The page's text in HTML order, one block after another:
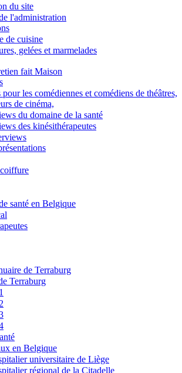
du site
l'administration
de cuisine
gelées et marmelades
fait Maison
les comédiennes et comédiens de théâtres,
de cinéma,
du domaine de la santé
des kinésithérapeutes
santé en Belgique
de Terraburg
Terraburg
en Belgique
universitaire de Liège
régional de la Citadelle